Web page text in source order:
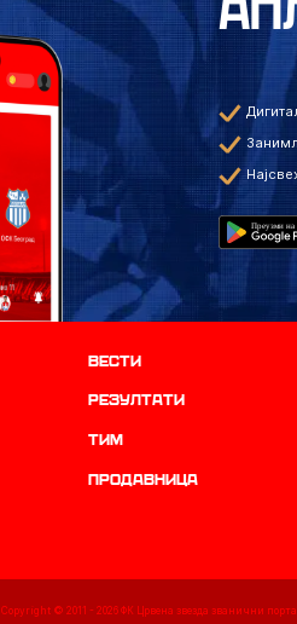
Вести
резултати
ТИМ
продавница
Copyright © 2011 - 2026ФК Црвена звезда званични